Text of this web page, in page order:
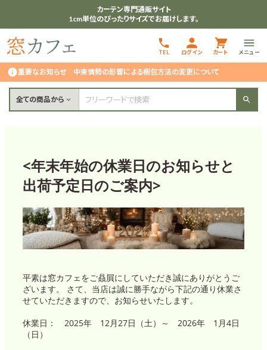
カーテン専門通販サイト
1cm単位のぴったりサイズでお届けします。
TEL ログイン カート メニュー
重要なお知らせ｜ 中東情勢の影響による梱包方法の変更について
全ての商品から
<年末年始の休業日のお知らせと
出荷予定日のご案内>
平素は窓カフェをご贔屓にしていただき誠にありがとうご
ざいます。 さて、当店は誠に勝手ながら下記の通り休業さ
せていただきますので、お知らせいたします。
休業日： 2025年 12月27日（土）～ 2026年 1月4日
（日）